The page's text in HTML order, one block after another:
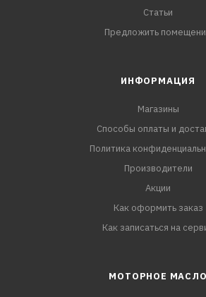
Статьи
Предложить
ИНФОРМАЦИЯ
Магазины
Способы оплаты и
Политика
Производители
Акции
Как оформить заказ
Как записаться на
МОТОРНОЕ МАСЛО